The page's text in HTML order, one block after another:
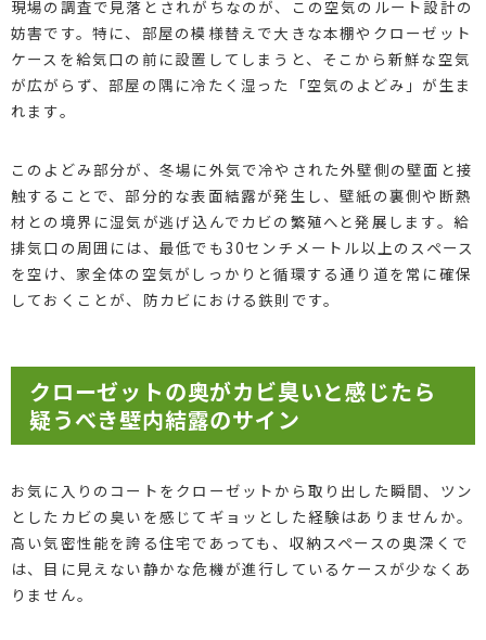
現場の調査で見落とされがちなのが、この空気のルート設計の
妨害です。特に、部屋の模様替えで大きな本棚やクローゼット
ケースを給気口の前に設置してしまうと、そこから新鮮な空気
が広がらず、部屋の隅に冷たく湿った「空気のよどみ」が生ま
れます。
このよどみ部分が、冬場に外気で冷やされた外壁側の壁面と接
触することで、部分的な表面結露が発生し、壁紙の裏側や断熱
材との境界に湿気が逃げ込んでカビの繁殖へと発展します。給
排気口の周囲には、最低でも30センチメートル以上のスペース
を空け、家全体の空気がしっかりと循環する通り道を常に確保
しておくことが、防カビにおける鉄則です。
クローゼットの奥がカビ臭いと感じたら
疑うべき壁内結露のサイン
お気に入りのコートをクローゼットから取り出した瞬間、ツン
としたカビの臭いを感じてギョッとした経験はありませんか。
高い気密性能を誇る住宅であっても、収納スペースの奥深くで
は、目に見えない静かな危機が進行しているケースが少なくあ
りません。